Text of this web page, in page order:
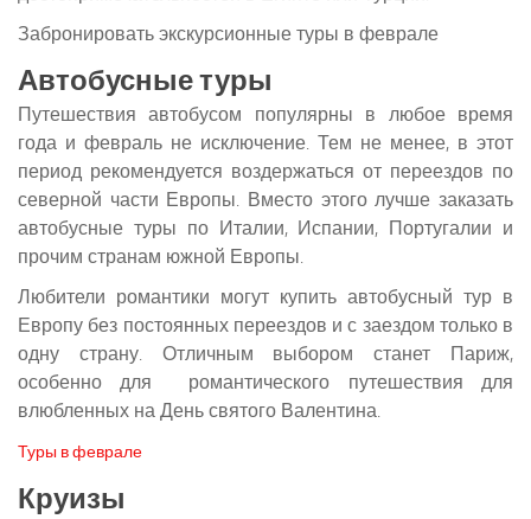
Забронировать экскурсионные туры в феврале
Автобусные туры
Путешествия автобусом популярны в любое время
года и февраль не исключение. Тем не менее, в этот
период рекомендуется воздержаться от переездов по
северной части Европы. Вместо этого лучше заказать
автобусные туры по Италии, Испании, Португалии и
прочим странам южной Европы.
Любители романтики могут купить автобусный тур в
Европу без постоянных переездов и с заездом только в
одну страну. Отличным выбором станет Париж,
особенно для романтического путешествия для
влюбленных на День святого Валентина.
Туры в феврале
Круизы